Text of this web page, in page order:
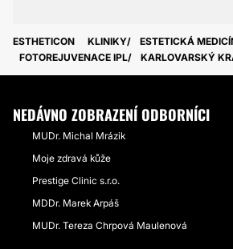
ESTHETICON KLINIKY
ESTETICKÁ
FOTOREJUVENACE IPL
KARLOVARSKÝ
NEDÁVNO ZOBRAZENÍ ODBORNÍCI
MUDr. Michal Mrázik
Moje zdravá kůže
Prestige Clinic s.r.o.
MDDr. Marek Arpáš
MUDr. Tereza Chrpová Maulenová